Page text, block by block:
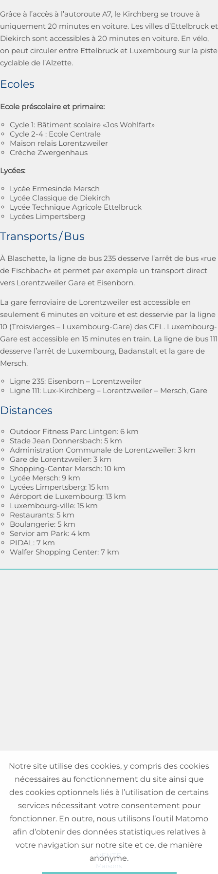
Grâce à l’accès à l’autoroute A7, le Kirchberg se trouve à
uniquement 20 minutes en voiture. Les villes d’Ettelbruck et
Diekirch sont accessibles à 20 minutes en voiture. En vélo,
on peut circuler entre Ettelbruck et Luxembourg sur la piste
cyclable de l’Alzette.
Ecoles
Ecole préscolaire et primaire:
Cycle 1: Bâtiment scolaire «Jos Wohlfart»
Cycle 2-4 : Ecole Centrale
Maison relais Lorentzweiler
Crèche Zwergenhaus
Lycées:
Lycée Ermesinde Mersch
Lycée Classique de Diekirch
Lycée Technique Agricole Ettelbruck
Lycées Limpertsberg
Transports / Bus
À Blaschette, la ligne de bus 235 desserve l’arrêt de bus «rue
de Fischbach» et permet par exemple un transport direct
vers Lorentzweiler Gare et Eisenborn.
La gare ferroviaire de Lorentzweiler est accessible en
seulement 6 minutes en voiture et est desservie par la ligne
10 (Troisvierges – Luxembourg-Gare) des CFL. Luxembourg-
Gare est accessible en 15 minutes en train. La ligne de bus 111
desserve l’arrêt de Luxembourg, Badanstalt et la gare de
Mersch.
Ligne 235: Eisenborn – Lorentzweiler
Ligne 111: Lux-Kirchberg – Lorentzweiler – Mersch, Gare
Distances
Outdoor Fitness Parc Lintgen: 6 km
Stade Jean Donnersbach: 5 km
Administration Communale de Lorentzweiler: 3 km
Gare de Lorentzweiler: 3 km
Shopping-Center Mersch: 10 km
Lycée Mersch: 9 km
Lycées Limpertsberg: 15 km
Aéroport de Luxembourg: 13 km
Luxembourg-ville: 15 km
Restaurants: 5 km
Boulangerie: 5 km
Servior am Park: 4 km
PIDAL: 7 km
Walfer Shopping Center: 7 km
VENTE
Maisons
Notre site utilise des cookies, y compris des cookies
nécessaires au fonctionnement du site ainsi que
des cookies optionnels liés à l’utilisation de certains
services nécessitant votre consentement pour
fonctionner. En outre, nous utilisons l’outil Matomo
afin d’obtenir des données statistiques relatives à
votre navigation sur notre site et ce, de manière
anonyme.